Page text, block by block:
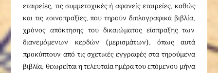
εταιρείες, τις συμμετοχικές ή αφανείς εταιρείες, καθώς
και τις κοινοπραξίες, που τηρούν διπλογραφικά βιβλία,
χρόνος απόκτησης του δικαιώματος είσπραξης των
διανεμόμενων κερδών (μερισμάτων), όπως αυτά
προκύπτουν από τις σχετικές εγγραφές στα τηρούμενα
βιβλία, θεωρείται η τελευταία ημέρα του επόμενου μήνα